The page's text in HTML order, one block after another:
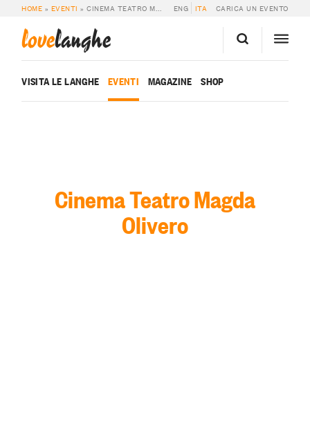
HOME » EVENTI »CINEMA TEATRO MAGDA OLIVERO ENG ITA CARICA UN EVENTO
lovelanghe
VISITA LE LANGHE EVENTI MAGAZINE SHOP
Cinema Teatro Magda
Olivero